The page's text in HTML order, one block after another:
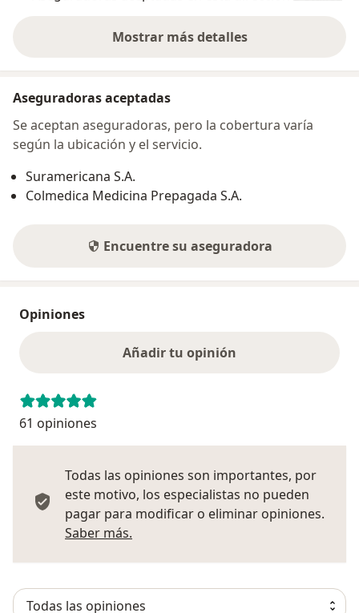
Mostrar más detalles
sobre la dirección
Aseguradoras aceptadas
Se aceptan aseguradoras, pero la cobertura varía
según la ubicación y el servicio.
Suramericana S.A.
Colmedica Medicina Prepagada S.A.
Encuentre su aseguradora
Opiniones
Añadir tu opinión
61 opiniones
Todas las opiniones son importantes, por
este motivo, los especialistas no pueden
pagar para modificar o eliminar opiniones.
Saber más.